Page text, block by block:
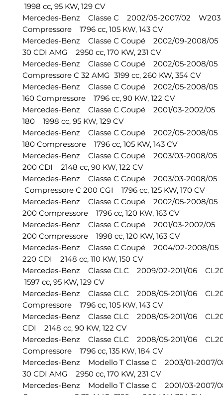
1998 cc, 95 KW, 129 CV
Mercedes-Benz Classe C 2002/05-2007/02
Compressore 1796 cc, 105 KW, 143 CV
Mercedes-Benz Classe C Coupé 2002/09-2008/
30 CDI AMG 2950 cc, 170 KW, 231 CV
Mercedes-Benz Classe C Coupé 2002/05-2008/
Compressore C 32 AMG 3199 cc, 260 KW, 354 CV
Mercedes-Benz Classe C Coupé 2002/05-2008/
160 Compressore 1796 cc, 90 KW, 122 CV
Mercedes-Benz Classe C Coupé 2001/03-2002/
180 1998 cc, 95 KW, 129 CV
Mercedes-Benz Classe C Coupé 2002/05-2008/
180 Compressore 1796 cc, 105 KW, 143 CV
Mercedes-Benz Classe C Coupé 2003/03-2008/
200 CDI 2148 cc, 90 KW, 122 CV
Mercedes-Benz Classe C Coupé 2003/03-2008/
Compressore C 200 CGI 1796 cc, 125 KW, 170 CV
Mercedes-Benz Classe C Coupé 2002/05-2008/
200 Compressore 1796 cc, 120 KW, 163 CV
Mercedes-Benz Classe C Coupé 2001/03-2002/
200 Compressore 1998 cc, 120 KW, 163 CV
Mercedes-Benz Classe C Coupé 2004/02-2008/
220 CDI 2148 cc, 110 KW, 150 CV
Mercedes-Benz Classe CLC 2009/02-2011/06
1597 cc, 95 KW, 129 CV
Mercedes-Benz Classe CLC 2008/05-2011/06
Compressore 1796 cc, 105 KW, 143 CV
Mercedes-Benz Classe CLC 2008/05-2011/06
CDI 2148 cc, 90 KW, 122 CV
Mercedes-Benz Classe CLC 2008/05-2011/06
Compressore 1796 cc, 135 KW, 184 CV
Mercedes-Benz Modello T Classe C 2003/01-
30 CDI AMG 2950 cc, 170 KW, 231 CV
Mercedes-Benz Modello T Classe C 2001/03-